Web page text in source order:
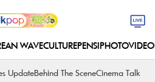
WAVECULTUREPENSIPHOTOVIDEO
UpdateBehind The SceneCinema Talk